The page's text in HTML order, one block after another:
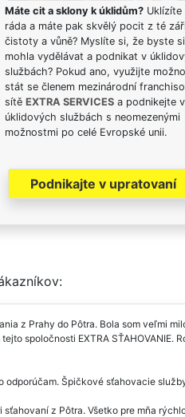
Máte cit a sklony k úklidům?Uklízíte
ráda a máte pak skvělý pocit z té
čistoty a vůně? Myslíte si, že byste si
mohla vydělávat a podnikat v
službách? Pokud ano, využijte
stát se členem mezinárodní
sítě EXTRA SERVICESa podnikejte v
úklidových službách s neomezenými
možnostmi po celé Evropské unii.
Podnikajte v upratovaní
z Prahy do Pôtra. Bola som veľmi
spoločnosti EXTRA SŤAHOVANIE.
odporúčam. Špičkové sťahovacie
z Pôtra. Všetko pre mňa